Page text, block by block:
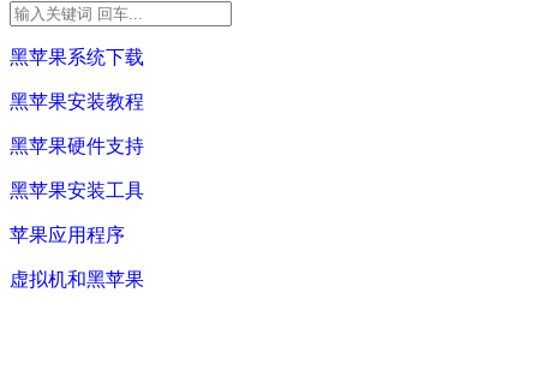
黑苹果系统下载
黑苹果安装教程
黑苹果硬件支持
黑苹果安装工具
苹果应用程序
虚拟机和黑苹果